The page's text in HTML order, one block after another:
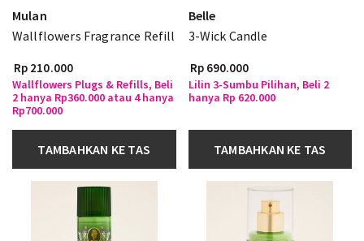
Mulan
Wallflowers Fragrance Refill
Rp 210.000
Wallflowers Plugs & Refills, Beli
2 hanya Rp360.000 atau 4 hanya
Rp700.000
TAMBAHKAN KE TAS
Belle
3-Wick Candle
Rp 690.000
Lilin 3-Sumbu Pilihan, Beli 2
hanya Rp 620.000
TAMBAHKAN KE TAS